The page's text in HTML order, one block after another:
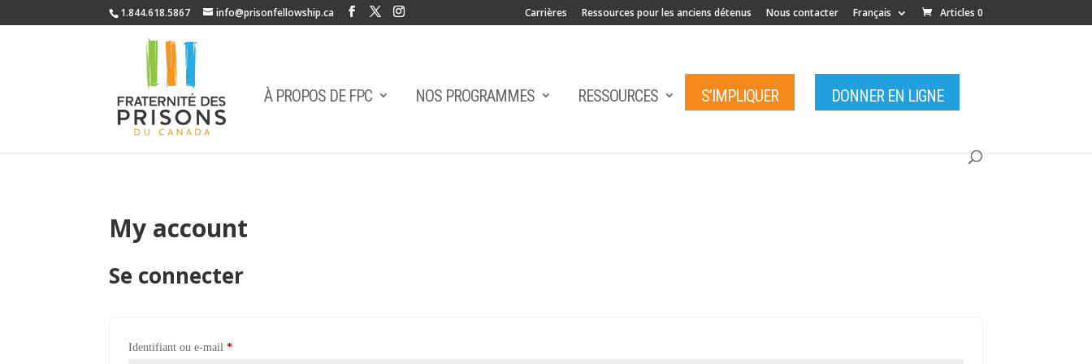
1.844.618.5867 info@prisonfellowship.ca Carrières Ressources pour les anciens détenus Nous contacter Français Articles 0
À PROPOS DE FPC NOS PROGRAMMES RESSOURCES S’IMPLIQUER DONNER EN LIGNE
My account
Se connecter
Identifiant ou e-mail*Obligatoire